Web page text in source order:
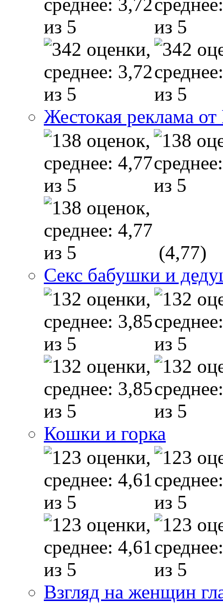
Жестокая реклама
(4,77)
Секс бабушки и
Кошки и горка
Взгляд на женщин